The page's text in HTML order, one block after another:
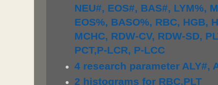
NEU#, EOS#, BAS#, LYM%,
EOS%, BASO%, RBC, HGB,
MCHC, RDW-CV, RDW-SD,
PCT,P-LCR, P-LCC
4 research parameter ALY#,
2 histograms for RBC,PLT